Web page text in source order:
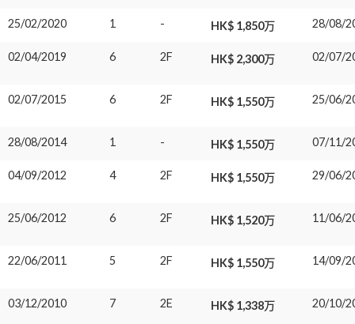
25/02/2020 1 - HK$ 1,850万 28/08/
02/04/2019 6 2F HK$ 2,300万 02/07/
02/07/2015 6 2F HK$ 1,550万 25/06/
28/08/2014 1 - HK$ 1,550万 07/11/
04/09/2012 4 2F HK$ 1,550万 29/06/
25/06/2012 6 2F HK$ 1,520万 11/06/
22/06/2011 5 2F HK$ 1,550万 14/09/
03/12/2010 7 2E HK$ 1,338万 20/10/